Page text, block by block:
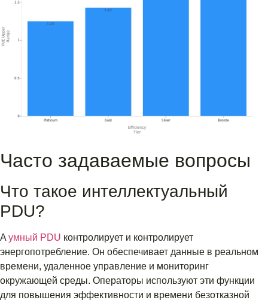
Часто задаваемые вопросы
Что такое интеллектуальный
PDU?
Aумный PDU контролирует и контролирует
энергопотребление. Он обеспечивает данные в реальном
времени, удаленное управление и мониторинг
окружающей среды. Операторы используют эти функции
для повышения эффективности и времени безотказной